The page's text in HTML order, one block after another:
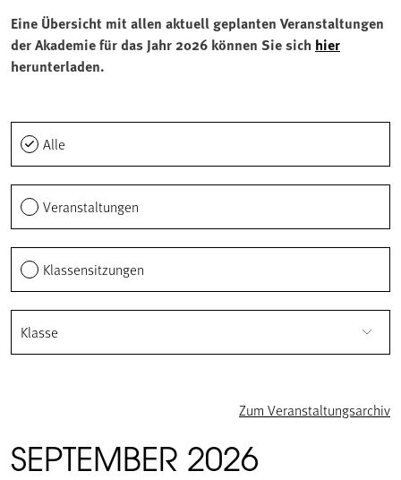
Eine Übersicht mit allen aktuell geplanten Veranstaltungen
der Akademie für das Jahr 2026 können Sie sich hier
herunterladen.
Alle
Veranstaltungen
Klassensitzungen
Klasse
Zum Veranstaltungsarchiv
SEPTEMBER 2026